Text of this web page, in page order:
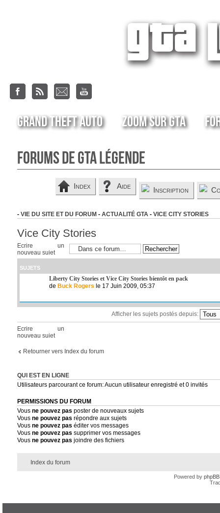
Grand Theft Auto Zoom sur GTA
Forums de GTA Légende
Index Aide Inscription
- VIE DU SITE ET DU FORUM - ACTUALITÉ GTA - VICE CITY STORIES
Vice City Stories
Ecrire un
nouveau sujet
SUJETS
Liberty City Stories et Vice City Stories bientôt en pack
de Buck Rogers le 17 Juin 2009, 05:37
Afficher les sujets postés depuis:
Ecrire un
nouveau sujet
Retourner vers Index du forum
QUI EST EN LIGNE
Utilisateurs parcourant ce forum: Aucun utilisateur enregistré et 0 invités
PERMISSIONS DU FORUM
Vous ne pouvez pas poster de nouveaux sujets
Vous ne pouvez pas répondre aux sujets
Vous ne pouvez pas éditer vos messages
Vous ne pouvez pas supprimer vos messages
Vous ne pouvez pas joindre des fichiers
Index du forum
Powered by phpBB